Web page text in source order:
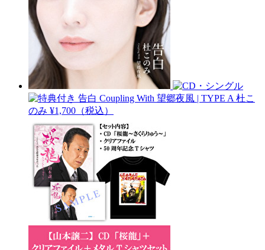
告白 Coupling With 望郷夜風 | TYPE A 杜こ
のみ ¥1,700（税込）